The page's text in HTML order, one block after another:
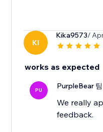
KI
Kika9573/
works as expected
PU PurpleBear 팀
We really
feedback.